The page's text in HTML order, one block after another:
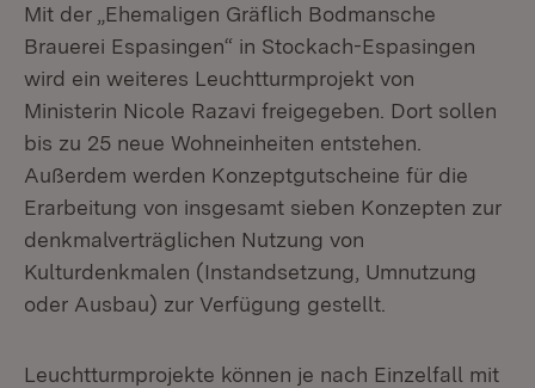
Mit der „Ehemaligen Gräflich Bodmansche
Brauerei Espasingen“ in Stockach-Espasingen
wird ein weiteres Leuchtturmprojekt von
Ministerin Nicole Razavi freigegeben. Dort sollen
bis zu 25 neue Wohneinheiten entstehen.
Außerdem werden Konzeptgutscheine für die
Erarbeitung von insgesamt sieben Konzepten zur
denkmalverträglichen Nutzung von
Kulturdenkmalen (Instandsetzung, Umnutzung
oder Ausbau) zur Verfügung gestellt.
Leuchtturmprojekte können je nach Einzelfall mit